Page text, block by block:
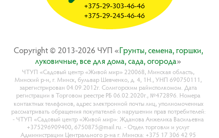
Copyright © 2013-2026 ЧУП «Гpyнты, ceмeнa, гopшки,
лyкoвичныe, вce для дoмa, caдa, oгopoдa»
ЧТУП «Садовый центр «Живой мир» 220068, Минская область,
Минский р-н, г. Минск, бульвар Шевченко, д. 4, 1Н., УНП 690750111,
зарегистрирован 04.09.2012г. Солигорским райисполкомом. Дата
регистрации в Торговом реестре РБ 06.02.2020г., №472896. Номера
контактных телефонов, адрес электронной почты лиц, уполномоченных
рассматривать обращения покупателей о нарушении прав потребителей:
- ЧТУП «Садовый центр «Живой мир»: Жданова Анжелика Васильевна
+375296909400, 6750875@mail.ru. - Отдел торговли и услуг
Администрации Центрального р-на г. Минска: +375 17 306 42 95
+375-29-303-46-46
+375-29-245-46-46